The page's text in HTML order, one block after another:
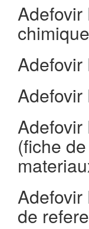
Adefovir
chimique
Adefovir
Adefovir
Adefovir
(fiche
Adefovir
de